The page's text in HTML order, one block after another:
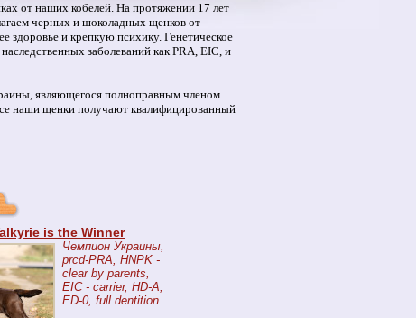
от наших кобелей. На протяжении 17 лет
черных и шоколадных щенков от
здоровье и крепкую психику. Генетическое
заболеваний как PRA, EIC, и
являющегося полноправным членом
наши щенки получают квалифицированный
is the Winner
Чемпион Украины,
prcd-PRA, HNPK -
clear by parents,
EIC - carrier, HD-A,
ED-0, full dentition